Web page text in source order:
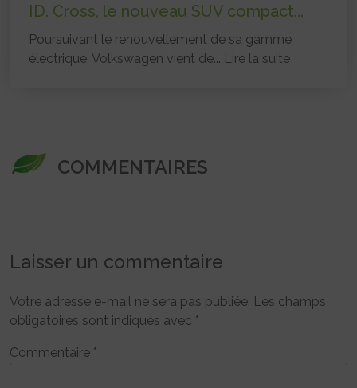
ID. Cross, le nouveau SUV compact...
Poursuivant le renouvellement de sa gamme
électrique, Volkswagen vient de... Lire la suite
COMMENTAIRES
Laisser un commentaire
Votre adresse e-mail ne sera pas publiée. Les champs
obligatoires sont indiqués avec *
Commentaire *